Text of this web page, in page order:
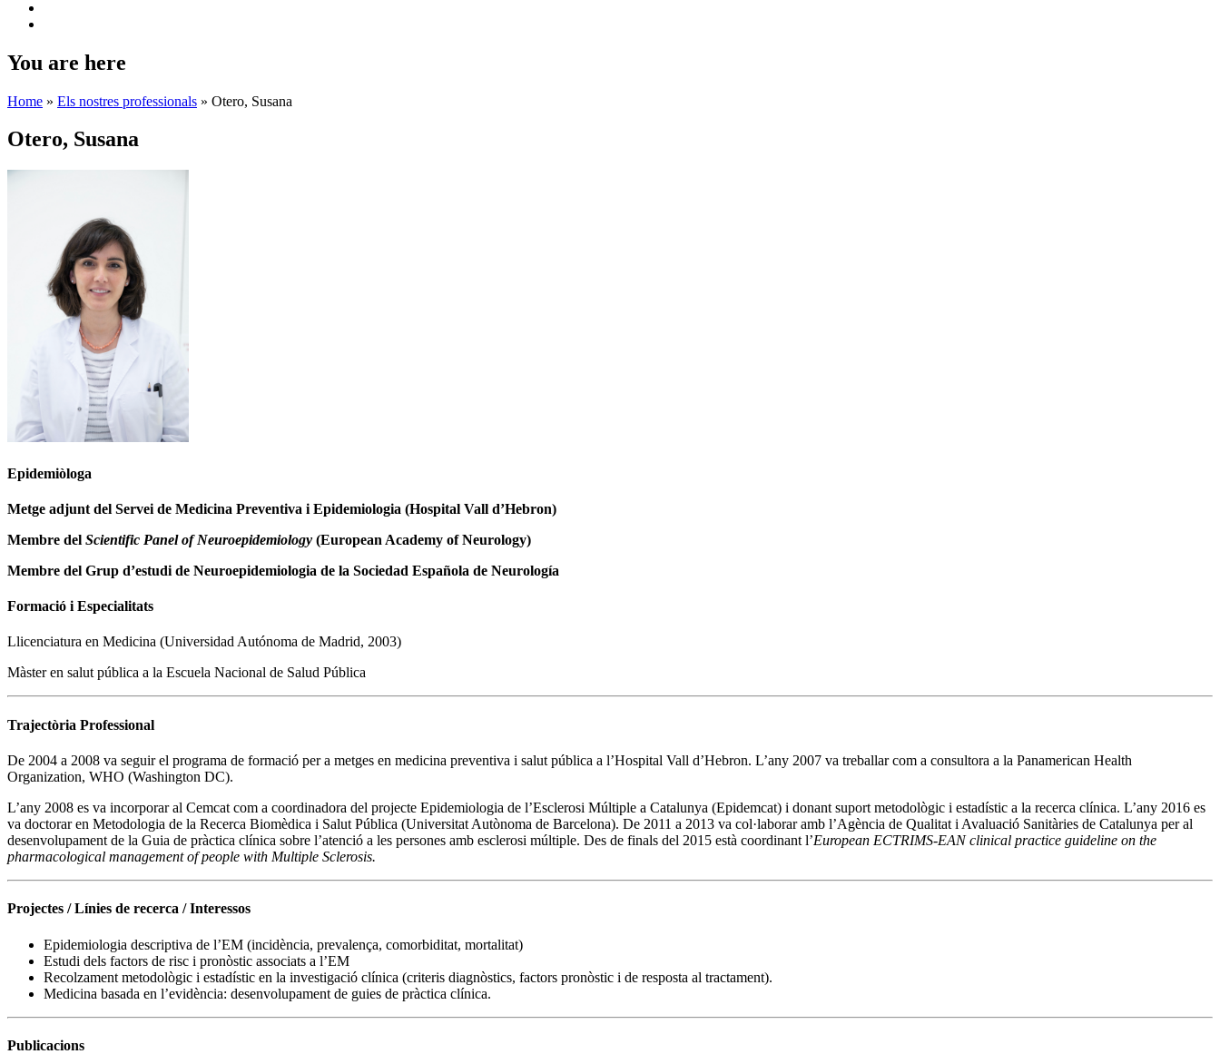
You are here
Home » Els nostres professionals » Otero, Susana
Otero, Susana
Epidemiòloga
Metge adjunt del Servei de Medicina Preventiva i Epidemiologia (Hospital Vall d’Hebron)
Membre del Scientific Panel of Neuroepidemiology (European Academy of Neurology)
Membre del Grup d’estudi de Neuroepidemiologia de la Sociedad Española de Neurología
Formació i Especialitats
Llicenciatura en Medicina (Universidad Autónoma de Madrid, 2003)
Màster en salut pública a la Escuela Nacional de Salud Pública
Trajectòria Professional
De 2004 a 2008 va seguir el programa de formació per a metges en medicina preventiva i salut pública a l’Hospital Vall d’Hebron. L’any 2007 va treballar com a consultora a la Panamerican Health
Organization, WHO (Washington DC).
L’any 2008 es va incorporar al Cemcat com a coordinadora del projecte Epidemiologia de l’Esclerosi Múltiple a Catalunya (Epidemcat) i donant suport metodològic i estadístic a la recerca clínica. L’any 2016 es
va doctorar en Metodologia de la Recerca Biomèdica i Salut Pública (Universitat Autònoma de Barcelona). De 2011 a 2013 va col·laborar amb l’Agència de Qualitat i Avaluació Sanitàries de Catalunya per al
desenvolupament de la Guia de pràctica clínica sobre l’atenció a les persones amb esclerosi múltiple. Des de finals del 2015 està coordinant l’European ECTRIMS-EAN clinical practice guideline on the
pharmacological management of people with Multiple Sclerosis.
Projectes / Línies de recerca / Interessos
Epidemiologia descriptiva de l’EM (incidència, prevalença, comorbiditat, mortalitat)
Estudi dels factors de risc i pronòstic associats a l’EM
Recolzament metodològic i estadístic en la investigació clínica (criteris diagnòstics, factors pronòstic i de resposta al tractament).
Medicina basada en l’evidència: desenvolupament de guies de pràctica clínica.
Publicacions